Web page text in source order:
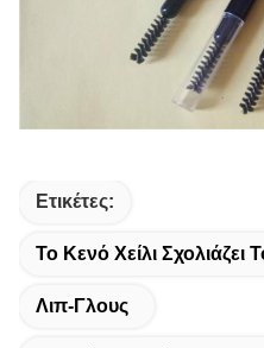
Ετικέτες:
Το Κενό Χείλι Σχολιάζει
Λιπ-Γλους